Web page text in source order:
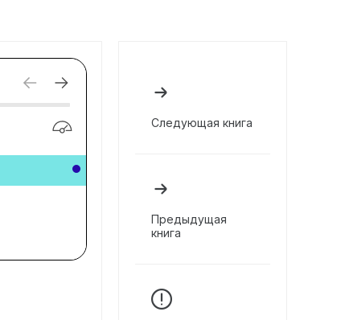
Следующая книга
Предыдущая
книга